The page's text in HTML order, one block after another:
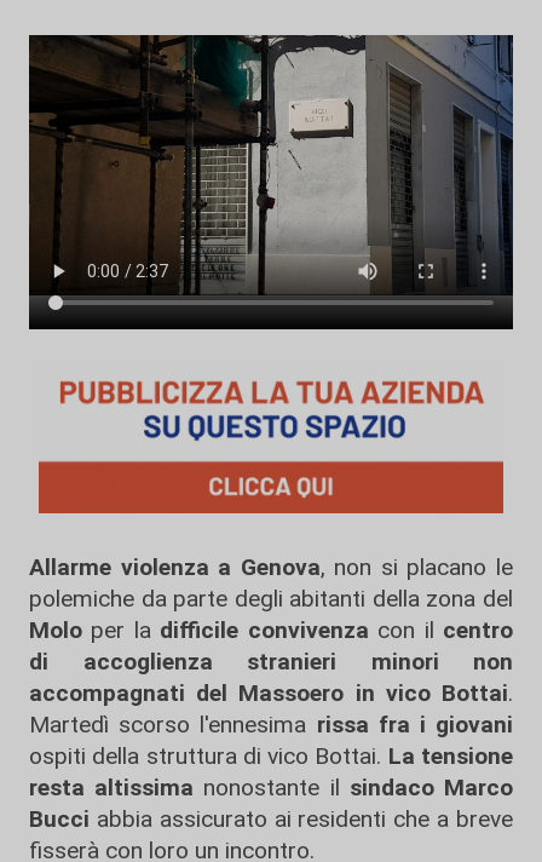
Allarme violenza a Genova, non si placano le
polemiche da parte degli abitanti della zona del
Molo per la difficile convivenza con il centro
di accoglienza stranieri minori non
accompagnati del Massoero in vico Bottai.
Martedì scorso l'ennesima rissa fra i giovani
ospiti della struttura di vico Bottai. La tensione
resta altissima nonostante il sindaco Marco
Bucci abbia assicurato ai residenti che a breve
fisserà con loro un incontro.